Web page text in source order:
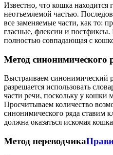
Известно, что кошка находится
неотъемлемой частью.
все заменяемые части, как то:
гласные, флексии и постфиксы.
полностью совпадающая с
Метод синонимического
Выстраиваем синонимический
разрешается использовать
части речи, поскольку у кошки
Просчитываем количество
синонимического ряда ставим
должна оказаться искомая
Метод переводчика